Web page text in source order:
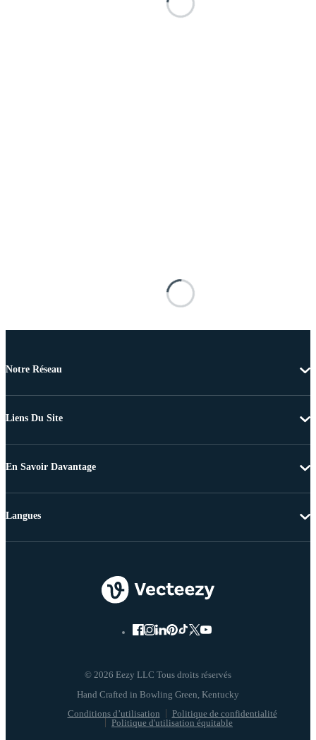
Notre Réseau
Liens Du Site
En Savoir Davantage
© 2026 Eezy LLC Tous droits réservés
Conditions d’utilisation
Politique de confidentialité
Politique d'utilisation équitable
Langues